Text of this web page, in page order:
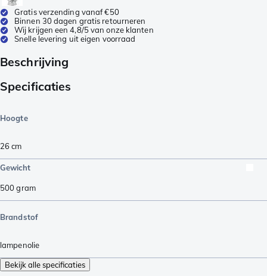
Gratis verzending vanaf €50
Binnen 30 dagen gratis retourneren
Wij krijgen een 4,8/5 van onze klanten
Snelle levering uit eigen voorraad
Beschrijving
Specificaties
Hoogte
26cm
Gewicht
500gram
Brandstof
lampenolie
Bekijk alle specificaties